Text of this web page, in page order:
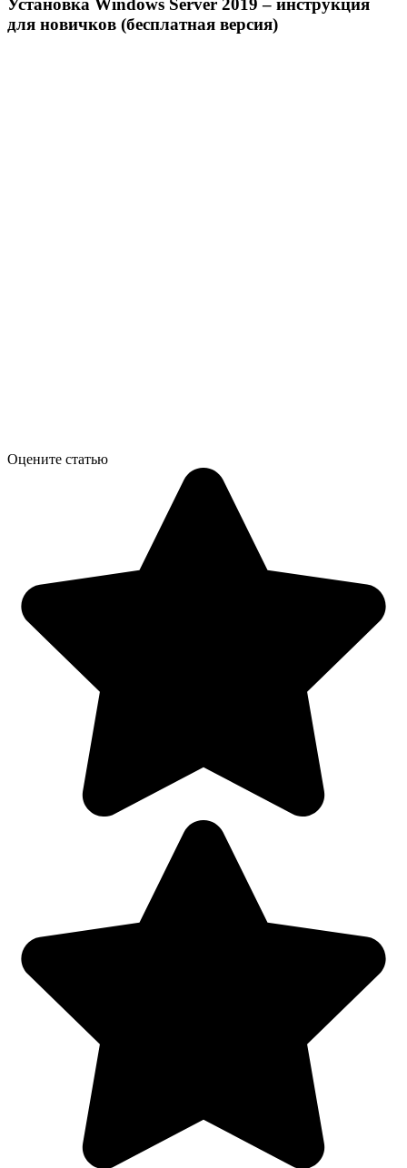
Установка Windows Server 2019 – инструкция
для новичков (бесплатная версия)
Оцените статью